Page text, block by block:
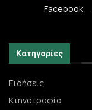
Facebook
Κατηγορίες
Ειδήσεις
Κτηνοτροφία